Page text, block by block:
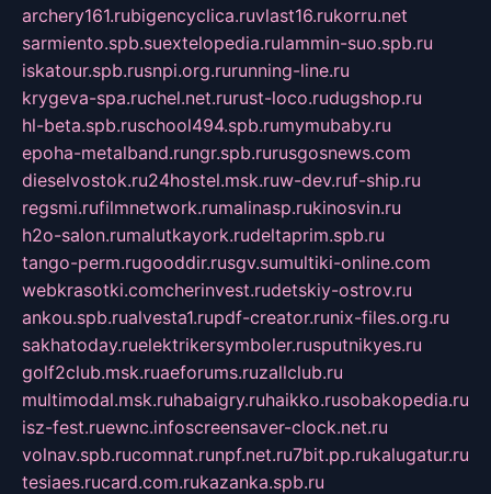
archery161.rubigencyclica.ruvlast16.rukorru.net
sarmiento.spb.suextelopedia.rulammin-suo.spb.ru
iskatour.spb.rusnpi.org.rurunning-line.ru
krygeva-spa.ruchel.net.rurust-loco.rudugshop.ru
hl-beta.spb.ruschool494.spb.rumymubaby.ru
epoha-metalband.rungr.spb.rurusgosnews.com
dieselvostok.ru24hostel.msk.ruw-dev.ruf-ship.ru
regsmi.rufilmnetwork.rumalinasp.rukinosvin.ru
h2o-salon.rumalutkayork.rudeltaprim.spb.ru
tango-perm.rugooddir.rusgv.sumultiki-online.com
webkrasotki.comcherinvest.rudetskiy-ostrov.ru
ankou.spb.rualvesta1.rupdf-creator.runix-files.org.ru
sakhatoday.ruelektrikersymboler.rusputnikyes.ru
golf2club.msk.ruaeforums.ruzallclub.ru
multimodal.msk.ruhabaigry.ruhaikko.rusobakopedia.ru
isz-fest.ruewnc.infoscreensaver-clock.net.ru
volnav.spb.rucomnat.runpf.net.ru7bit.pp.rukalugatur.ru
tesiaes.rucard.com.rukazanka.spb.ru